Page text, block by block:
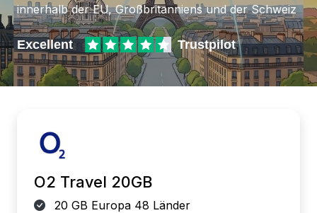
innerhalb der EU, Großbritanniens und der Schweiz
O2 Travel 20GB
20 GB Europa 48 Länder